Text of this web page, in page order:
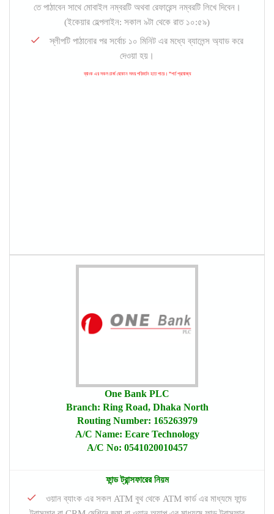
তে পাঠাবেন সাথে মোবাইল নম্বরটি অথবা রেফারেন্স নম্বরটি লিখে দিবেন।
(ইকেয়ার হেল্পলাইন: সকাল ৯টা থেকে রাত ১০:৫৯)
স্লীপটি পাঠানোর পর সর্বোচ ১০ মিনিট এর মধ্যে ব্যালেন্স অ্যাড করে
দেওয়া হয়।
ব্যাংক এর সকল চার্জ যেকোন সময় পরিবর্তন হতে পারে। *শর্ত প্রযোজ্য
One Bank PLC
Branch: Ring Road, Dhaka North
Routing Number: 165263979
A/C Name: Ecare Technology
A/C No: 0541020010457
ফান্ড ট্রান্সফারের নিয়ম
ওয়ান ব্যাংক এর সকল ATM বুথ থেকে ATM কার্ড এর মাধ্যমে ফান্ড